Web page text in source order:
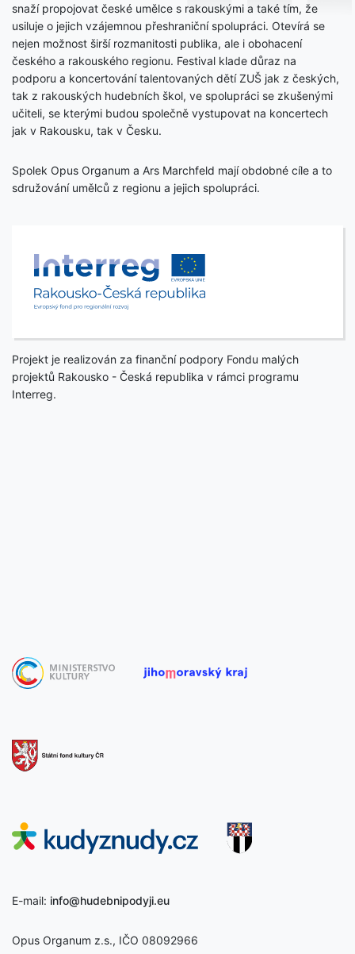
snaží propojovat české umělce s rakouskými a také tím, že
usiluje o jejich vzájemnou přeshraniční spolupráci. Otevírá se
nejen možnost širší rozmanitosti publika, ale i obohacení
českého a rakouského regionu. Festival klade důraz na
podporu a koncertování talentovaných dětí ZUŠ jak z českých,
tak z rakouských hudebních škol, ve spolupráci se zkušenými
učiteli, se kterými budou společně vystupovat na koncertech
jak v Rakousku, tak v Česku.
Spolek Opus Organum a Ars Marchfeld mají obdobné cíle a to
sdružování umělců z regionu a jejich spolupráci.
Projekt je realizován za finanční podpory Fondu malých
projektů Rakousko - Česká republika v rámci programu
Interreg.
E-mail: info@hudebnipodyji.eu
Opus Organum z.s., IČO 08092966